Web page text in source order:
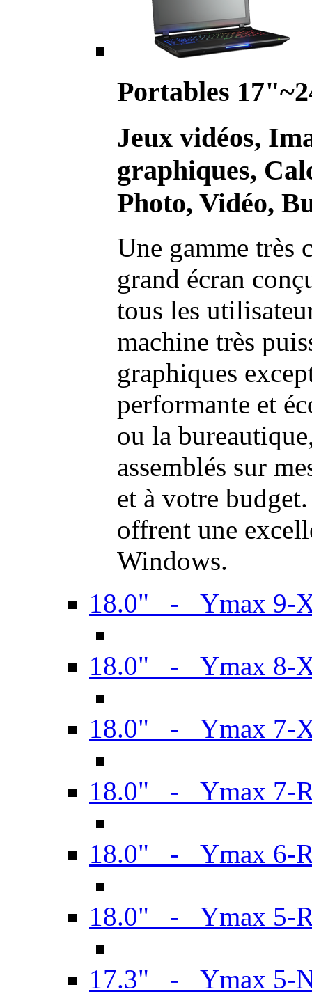
Portables
Jeux vidéos,
graphiques,
Photo, Vidéo,
Une gamme très
grand écran
tous les
machine très
graphiques
performante et
ou la
assemblés sur
et à votre
offrent une
Windows.
18.0" - Ymax 9-
18.0" - Ymax 8-
18.0" - Ymax 7-
18.0" - Ymax 7-
18.0" - Ymax 6-
18.0" - Ymax 5-
17.3" - Ymax 5-